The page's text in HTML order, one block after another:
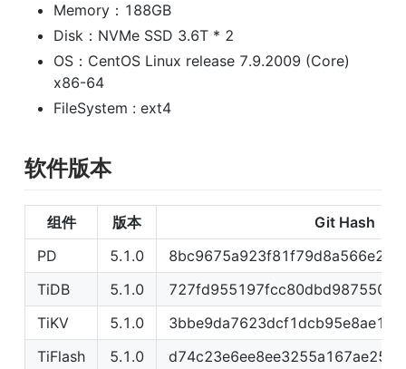
Memory：188GB
Disk：NVMe SSD 3.6T * 2
OS：CentOS Linux release 7.9.2009 (Core)
x86-64
FileSystem : ext4
软件版本
组件 版本
Git Hash
PD
5.1.0
TiDB
5.1.0
TiKV
5.1.0
TiFlash
5.1.0